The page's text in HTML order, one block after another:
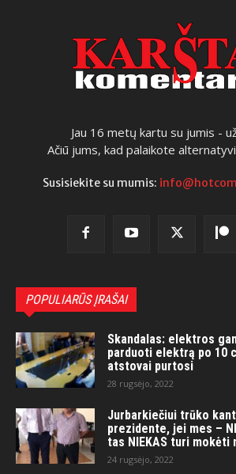
Jau 16 metų kartu su jumis -
Ačiū jums, kad palaikote
Susisiekite su mumis:
POPULIARŪS ĮRAŠAI
Skandalas: elektros
parduoti elektrą po 10
atstovai purtosi
28 rugsėjo, 2022
Jurbarkiečiui trūko
prezidente, jei mes –
tas NIEKAS turi mokėti
24 rugsėjo, 2022